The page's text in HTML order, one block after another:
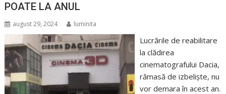
POATE LA ANUL
august 29, 2024 luminita
Lucrările de reabilitare
la clădirea
cinematografului Dacia,
rămasă de izbeliște, nu
vor demara în acest an.